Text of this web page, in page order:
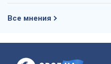
Все мнения